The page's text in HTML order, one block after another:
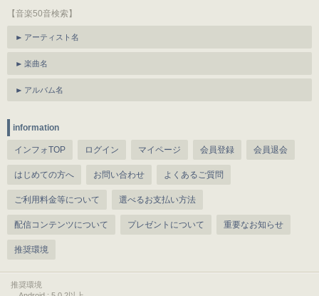
【音楽50音検索】
アーティスト名
楽曲名
アルバム名
information
インフォTOP ログイン マイページ 会員登録 会員退会
はじめての方へ お問い合わせ よくあるご質問
ご利用料金等について 選べるお支払い方法
配信コンテンツについて プレゼントについて 重要なお知らせ
推奨環境
推奨環境